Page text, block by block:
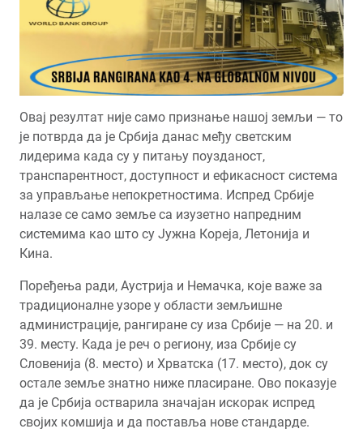
Овај резултат није само признање нашој земљи — то
је потврда да је Србија данас међу светским
лидерима када су у питању поузданост,
транспарентност, доступност и ефикасност система
за управљање непокретностима. Испред Србије
налазе се само земље са изузетно напредним
системима као што су Јужна Кореја, Летонија и
Кина.
Поређења ради, Аустрија и Немачка, које важе за
традиционалне узоре у области земљишне
администрације, рангиране су иза Србије — на 20. и
39. месту. Када је реч о региону, иза Србије су
Словенија (8. место) и Хрватска (17. место), док су
остале земље знатно ниже пласиране. Ово показује
да је Србија остварила значајан искорак испред
својих комшија и да поставља нове стандарде.